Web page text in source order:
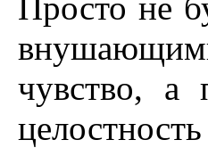
чувство, а